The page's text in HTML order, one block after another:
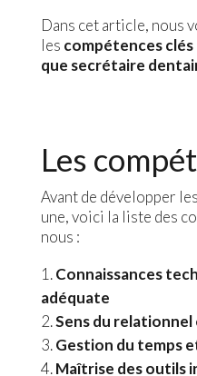
Dans cet article, nous
les compétences
que secrétaire
Les
Avant de développer
une, voici la liste des
nous :
Connaissances
adéquate
Sens du
Gestion du temps
Maîtrise des outils